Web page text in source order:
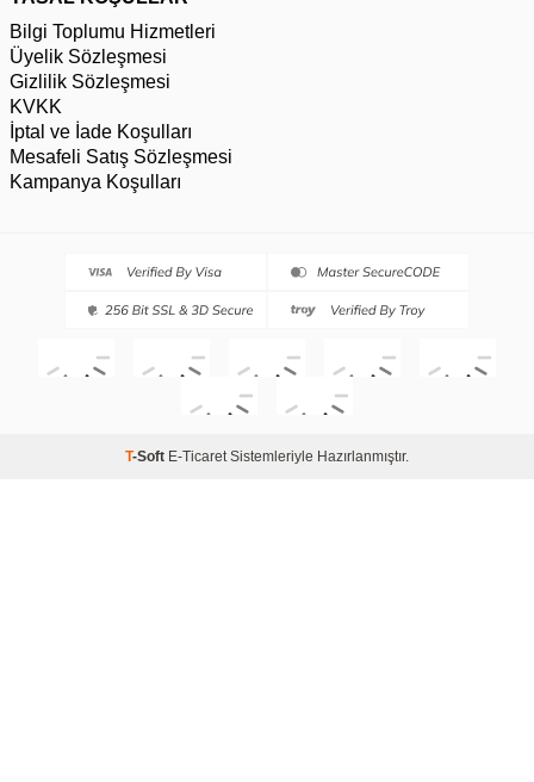
Bilgi Toplumu Hizmetleri
Üyelik Sözleşmesi
Gizlilik Sözleşmesi
KVKK
İptal ve İade Koşulları
Mesafeli Satış Sözleşmesi
Kampanya Koşulları
T-Soft E-Ticaret Sistemleriyle Hazırlanmıştır.